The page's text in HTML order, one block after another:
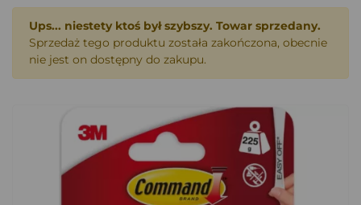
Ups... niestety ktoś był szybszy. Towar sprzedany.
Sprzedaż tego produktu została zakończona, obecnie
nie jest on dostępny do zakupu.